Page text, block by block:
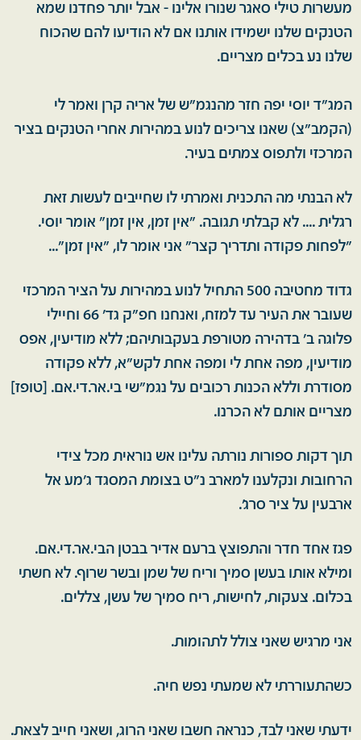
מעשרות טילי סאגר שנורו אלינו - אבל יותר פחדנו שמא
הטנקים שלנו ישמידו אותנו אם לא הודיעו להם שהכוח
שלנו נע בכלים מצריים.
המג״ד יוסי יפה חזר מהנגמ״ש של אריה קרן ואמר לי
(הקמב״צ) שאנו צריכים לנוע במהירות אחרי הטנקים בציר
המרכזי ולתפוס צמתים בעיר.
לא הבנתי מה התכנית ואמרתי לו שחייבים לעשות זאת
רגלית .... לא קבלתי תגובה. ״אין זמן, אין זמן״ אומר יוסי.
״לפחות פקודה ותדריך קצר״ אני אומר לו, ״אין זמן״...
גדוד מחטיבה 500 התחיל לנוע במהירות על הציר המרכזי
שעובר את העיר עד למזח, ואנחנו חפ"ק גד' 66 וחיילי
פלוגה ב' בדהירה מטורפת בעקבותיהם; ללא מודיעין, אפס
מודיעין, מפה אחת לי ומפה אחת לקש״א, ללא פקודה
מסודרת וללא הכנות רכובים על נגמ"שי בי.אר.די.אם. [טופז]
מצריים אותם לא הכרנו.
תוך דקות ספורות נורתה עלינו אש נוראית מכל צידי
הרחובות ונקלענו למארב נ״ט בצומת המסגד ג'מע אל
ארבעין על ציר סרג'.
פגז אחד חדר והתפוצץ ברעם אדיר בבטן הבי.אר.די.אם.
ומילא אותו בעשן סמיך וריח של שמן ובשר שרוף. לא חשתי
בכלום. צעקות, לחישות, ריח סמיך של עשן, צללים.
אני מרגיש שאני צולל לתהומות.
כשהתעוררתי לא שמעתי נפש חיה.
ידעתי שאני לבד, כנראה חשבו שאני הרוג, ושאני חייב לצאת.